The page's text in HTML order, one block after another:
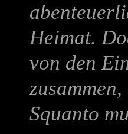
Heimat.
von den
Squanto